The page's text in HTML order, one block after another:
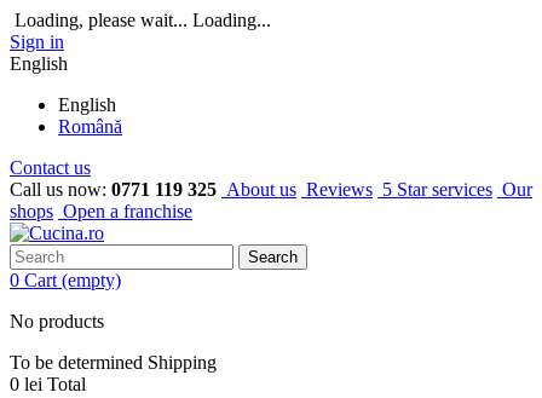
Loading, please wait... Loading...
Sign in
English
English
Română
Contact us
Call us now: 0771 119 325 About us Reviews 5 Star services Our
shops Open a franchise
Search
0 Cart (empty)
No products
To be determined Shipping
0 lei Total